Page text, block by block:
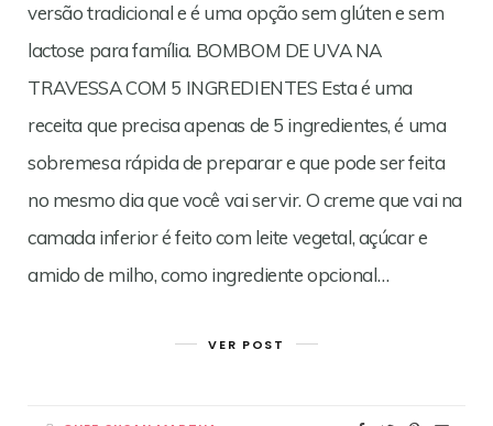
versão tradicional e é uma opção sem glúten e sem
lactose para família. BOMBOM DE UVA NA
TRAVESSA COM 5 INGREDIENTES Esta é uma
receita que precisa apenas de 5 ingredientes, é uma
sobremesa rápida de preparar e que pode ser feita
no mesmo dia que você vai servir. O creme que vai na
camada inferior é feito com leite vegetal, açúcar e
amido de milho, como ingrediente opcional…
VER POST